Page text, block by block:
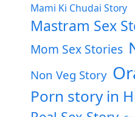
Mami Ki Chudai Story
Mastram Sex
Mom Sex Stories
Non Veg Story
Porn story in